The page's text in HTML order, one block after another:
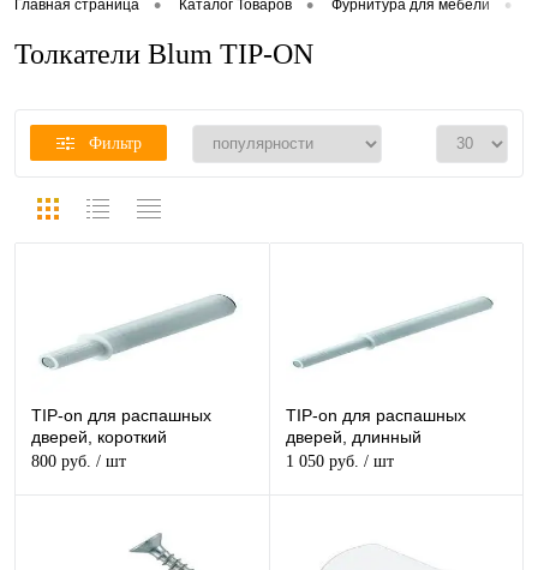
Главная страница • Каталог Товаров • Фурнитура для мебели •
Толкатели Blum TIP-ON
Фильтр
TIP-on для распашных
дверей, короткий
800 руб. / шт
TIP-on для распашных
дверей, длинный
1 050 руб. / шт